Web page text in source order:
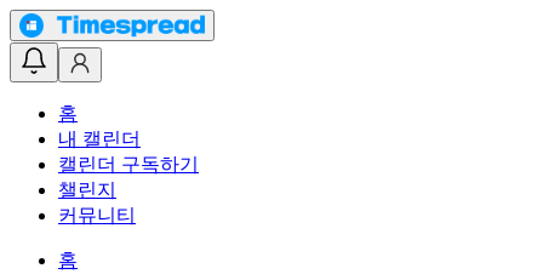
홈
내 캘린더
캘린더 구독하기
챌린지
커뮤니티
홈